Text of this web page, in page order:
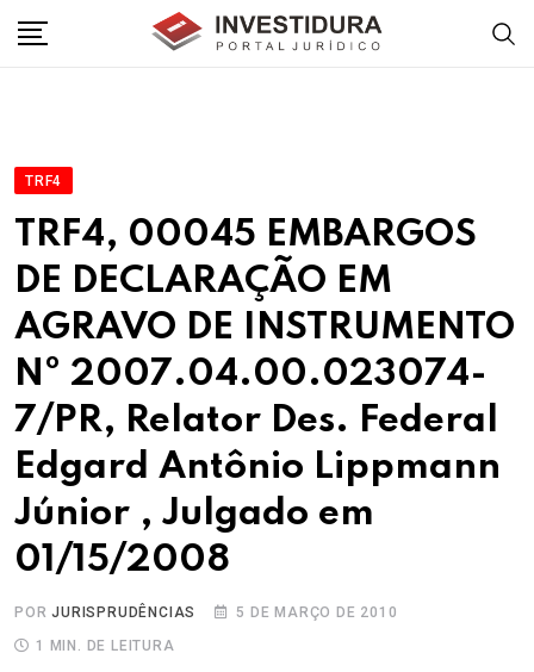
TRF4
TRF4, 00045 EMBARGOS
DE DECLARAÇÃO EM
AGRAVO DE INSTRUMENTO
Nº 2007.04.00.023074-
7/PR, Relator Des. Federal
Edgard Antônio Lippmann
Júnior , Julgado em
01/15/2008
PORJURISPRUDÊNCIAS
5 DE MARÇO DE 2010
1 MIN. DE LEITURA